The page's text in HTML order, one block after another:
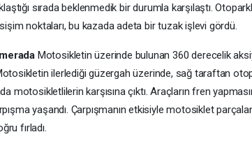
sırada beklenmedik bir durumla karşılaştı.
noktaları, bu kazada adeta bir tuzak işlevi gördü.
Motosikletin üzerinde bulunan 360 derecelik
ilerlediği güzergah üzerinde, sağ taraftan
motosikletlilerin karşısına çıktı. Araçların fren
yaşandı. Çarpışmanın etkisiyle motosiklet
fırladı.